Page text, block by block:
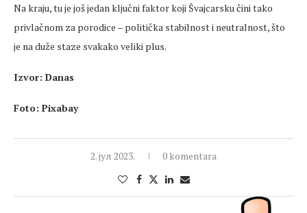
Na kraju, tu je još jedan ključni faktor koji Švajcarsku čini tako
privlačnom za porodice – politička stabilnost i neutralnost, što
je na duže staze svakako veliki plus.
Izvor: Danas
Foto: Pixabay
2. јул 2023. 0 komentara